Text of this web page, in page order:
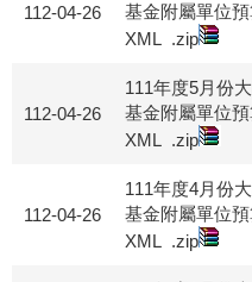
112-04-26
基金附屬單位
XML .zip
112-04-26
111年度5月份
基金附屬單位
XML .zip
112-04-26
111年度4月份
基金附屬單位
XML .zip